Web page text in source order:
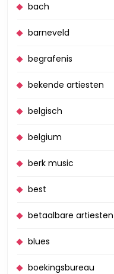
bach
barneveld
begrafenis
bekende artiesten
belgisch
belgium
berk music
best
betaalbare artiesten
blues
boekingsbureau